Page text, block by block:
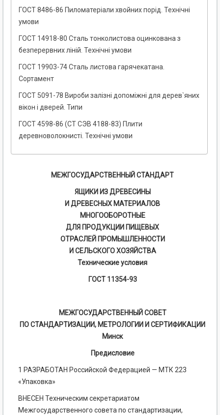
ГОСТ 8486-86 Пиломатеріали хвойних порід. Технічні
умови
ГОСТ 14918-80 Сталь тонколистова оцинкована з
безперервних ліній. Технічні умови
ГОСТ 19903-74 Сталь листова гарячекатана.
Сортамент
ГОСТ 5091-78 Вироби залізні допоміжні для дерев`яних
вікон і дверей. Типи
ГОСТ 4598-86 (СТ СЭВ 4188-83) Плити
деревноволокнисті. Технічні умови
МЕЖГОСУДАРСТВЕННЫЙ СТАНДАРТ
ЯЩИКИ ИЗ ДРЕВЕСИНЫ
И ДРЕВЕСНЫХ МАТЕРИАЛОВ
МНОГООБОРОТНЫЕ
ДЛЯ ПРОДУКЦИИ ПИЩЕВЫХ
ОТРАСЛЕЙ ПРОМЫШЛЕННОСТИ
И СЕЛЬСКОГО ХОЗЯЙСТВА
Технические условия
ГОСТ 11354-93
МЕЖГОСУДАРСТВЕННЫЙ СОВЕТ
ПО СТАНДАРТИЗАЦИИ, МЕТРОЛОГИИ И СЕРТИФИКАЦИИ
Минск
Предисловие
1 РАЗРАБОТАН Российской Федерацией — МТК 223
«Упаковка»
ВНЕСЕН Техническим секретариатом
Межгосударственного совета по стандартизации,